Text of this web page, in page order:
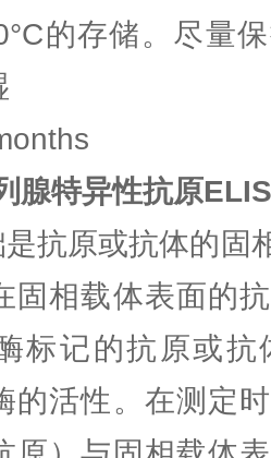
的存储。尽量
腺特异性抗原
抗原或抗体的固
固相载体表面的
标记的抗原或抗
的活性。在测定